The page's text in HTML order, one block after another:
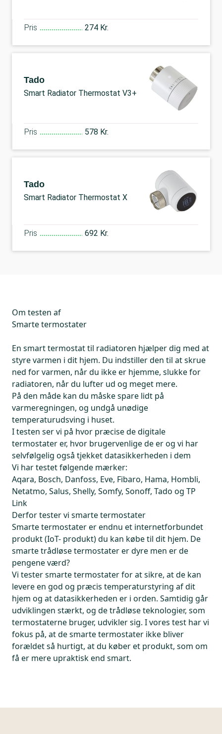
Pris 274 Kr.
Tado
Smart Radiator Thermostat V3+
Pris 578 Kr.
Tado
Smart Radiator Thermostat X
Pris 692 Kr.
Om testen af
Smarte termostater
En smart termostat til radiatoren hjælper dig med at
styre varmen i dit hjem. Du indstiller den til at skrue
ned for varmen, når du ikke er hjemme, slukke for
radiatoren, når du lufter ud og meget mere.
På den måde kan du måske spare lidt på
varmeregningen, og undgå unødige
temperaturudsving i huset.
I testen ser vi på hvor præcise de digitale
termostater er, hvor brugervenlige de er og vi har
selvfølgelig også tjekket datasikkerheden i dem
Vi har testet følgende mærker:
Aqara, Bosch, Danfoss, Eve, Fibaro, Hama, Hombli,
Netatmo, Salus, Shelly, Somfy, Sonoff, Tado og TP
Link
Derfor tester vi smarte termostater
Smarte termostater er endnu et internetforbundet
produkt (IoT- produkt) du kan købe til dit hjem. De
smarte trådløse termostater er dyre men er de
pengene værd?
Vi tester smarte termostater for at sikre, at de kan
levere en god og præcis temperaturstyring af dit
hjem og at datasikkerheden er i orden. Samtidig går
udviklingen stærkt, og de trådløse teknologier, som
termostaterne bruger, udvikler sig. I vores test har vi
fokus på, at de smarte termostater ikke bliver
forældet så hurtigt, at du køber et produkt, som om
få er mere upraktisk end smart.